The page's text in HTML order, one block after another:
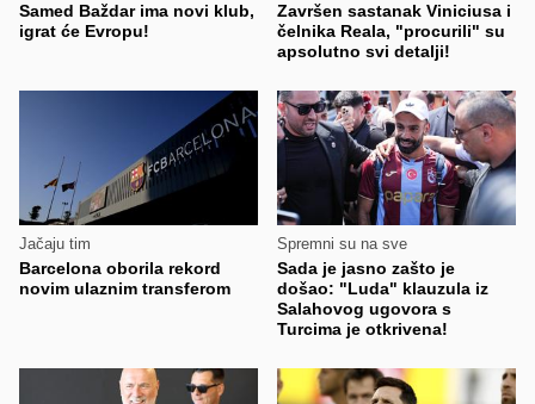
Samed Baždar ima novi klub,
igrat će Evropu!
Završen sastanak Viniciusa i
čelnika Reala, "procurili" su
apsolutno svi detalji!
Jačaju tim
Barcelona oborila rekord
novim ulaznim transferom
Spremni su na sve
Sada je jasno zašto je
došao: "Luda" klauzula iz
Salahovog ugovora s
Turcima je otkrivena!